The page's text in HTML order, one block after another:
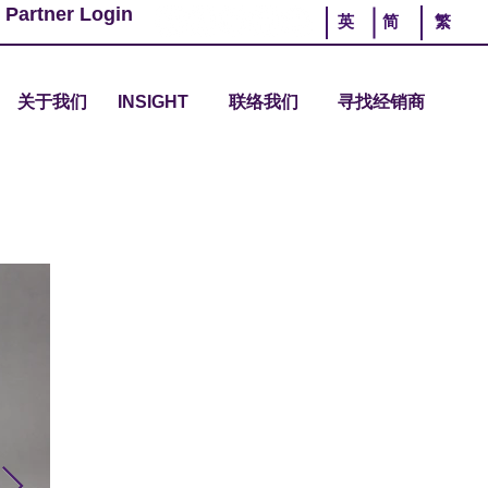
Partner Login 英 简 繁
关于我们 INSIGHT 联络我们 寻找经销商